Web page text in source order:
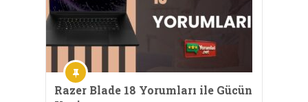
Razer Blade 18 Yorumları ile Gücün